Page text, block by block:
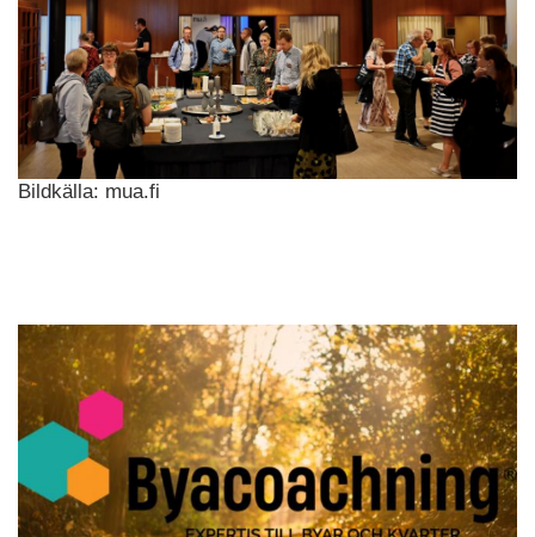
Bildkälla: mua.fi